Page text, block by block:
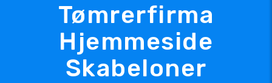
Tømrerfirma
Hjemmeside
Skabeloner